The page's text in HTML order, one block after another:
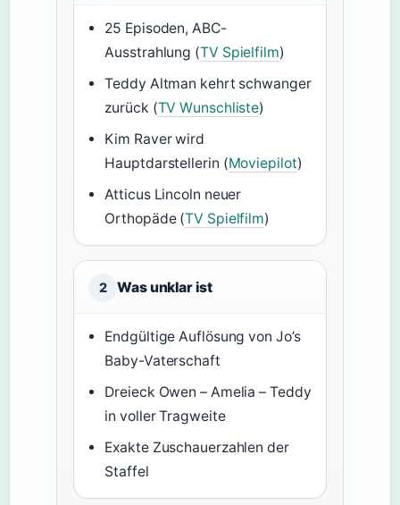
25 Episoden, ABC-
Ausstrahlung (TV Spielfilm)
Teddy Altman kehrt schwanger
zurück (TV Wunschliste)
Kim Raver wird
Hauptdarstellerin (Moviepilot)
Atticus Lincoln neuer
Orthopäde (TV Spielfilm)
2 Was unklar ist
Endgültige Auflösung von Jo’s
Baby-Vaterschaft
Dreieck Owen – Amelia – Teddy
in voller Tragweite
Exakte Zuschauerzahlen der
Staffel